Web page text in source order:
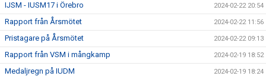
IJSM - IUSM17 i Örebro 2024-02-22 20:54
Rapport från Årsmötet 2024-02-22 11:56
Pristagare på Årsmötet 2024-02-22 09:13
Rapport från VSM i mångkamp 2024-02-19 18:52
Medaljregn på IUDM 2024-02-19 18:24